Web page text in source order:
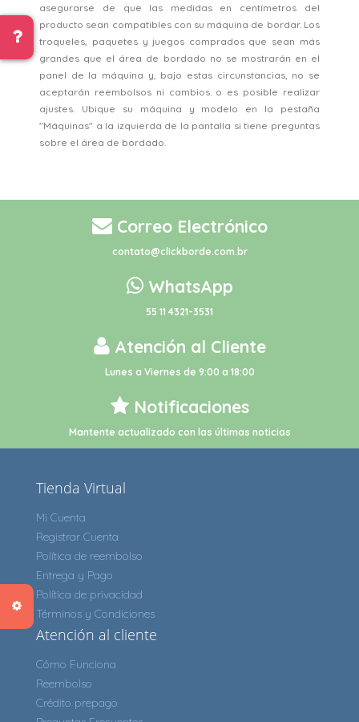
asegurarse de que las medidas en centímetros del
producto sean compatibles con su máquina de bordar. Los
troqueles, paquetes y juegos comprados que sean más
grandes que el área de bordado no se mostrarán en el
panel de la máquina y, bajo estas circunstancias, no se
aceptarán reembolsos ni cambios. o es posible realizar
ajustes. Ubique su máquina y modelo en la pestaña
"Máquinas" a la izquierda de la pantalla si tiene preguntas
sobre el área de bordado.
Correo Electrónico
contato@clickborde.com.br
WhatsApp
55 11 4321-3531
Atención al Cliente
Lunes a Viernes de 9:00 a 18:00
Notificaciones
Mantente actualizado con las últimas noticias
Tienda Virtual
Mi Cuenta
Registrar Cuenta
Política de reembolso
Entrega y Pago
Política de privacidad
Términos y Condiciones
Atención al cliente
Cómo Funciona
Reembolso
Crédito prepago